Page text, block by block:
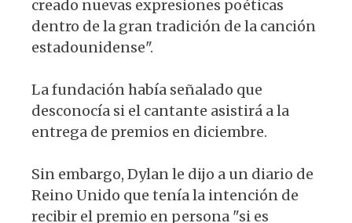
creado nuevas expresiones poéticas
dentro de la gran tradición de la canción
estadounidense".
La fundación había señalado que
desconocía si el cantante asistirá a la
entrega de premios en diciembre.
Sin embargo, Dylan le dijo a un diario de
Reino Unido que tenía la intención de
recibir el premio en persona "si es